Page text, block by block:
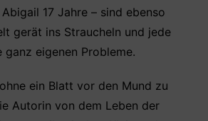
17 Jahre – sind ebenso
gerät ins Straucheln und jede
ganz eigenen Probleme.
ein Blatt vor den Mund zu
Autorin von dem Leben der